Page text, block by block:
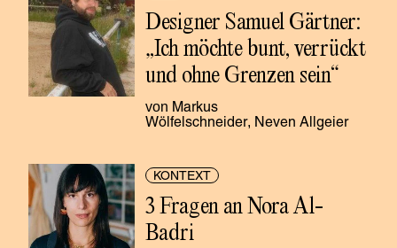
Designer Samuel Gärtner:
„Ich möchte bunt, verrückt
und ohne Grenzen sein“
Markus
Wölfelschneider
Neven Allgeier
KONTEXT
3 Fragen an Nora Al-
Badri